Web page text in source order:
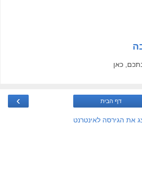
כאן
› דף הבית
את הגירסה לאינטרנט